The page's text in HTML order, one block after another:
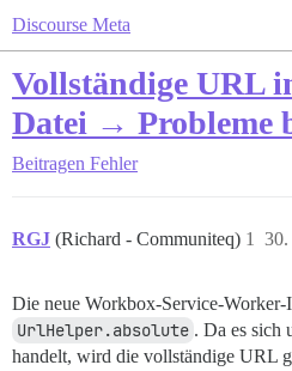
Discourse Meta
Vollständige URL
Datei → Probleme
Beitragen Fehler
RGJ (Richard - Communiteq) 30.
1
Die neue Workbox-Service-
UrlHelper.absolute . Da es sich
handelt, wird die vollständige URL